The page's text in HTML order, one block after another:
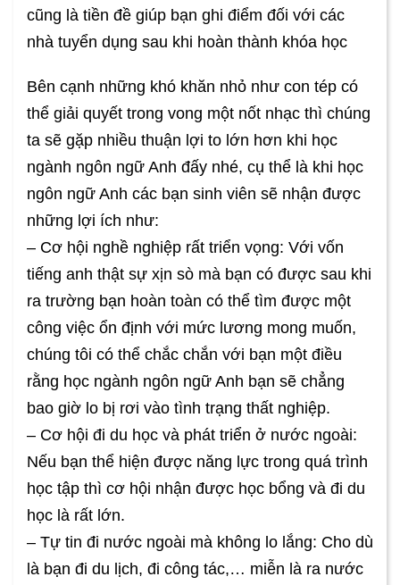
cũng là tiền đề giúp bạn ghi điểm đối với các
nhà tuyển dụng sau khi hoàn thành khóa học
Bên cạnh những khó khăn nhỏ như con tép có
thể giải quyết trong vong một nốt nhạc thì chúng
ta sẽ gặp nhiều thuận lợi to lớn hơn khi học
ngành ngôn ngữ Anh đấy nhé, cụ thể là khi học
ngôn ngữ Anh các bạn sinh viên sẽ nhận được
những lợi ích như:
– Cơ hội nghề nghiệp rất triển vọng: Với vốn
tiếng anh thật sự xịn sò mà bạn có được sau khi
ra trường bạn hoàn toàn có thể tìm được một
công việc ổn định với mức lương mong muốn,
chúng tôi có thể chắc chắn với bạn một điều
rằng học ngành ngôn ngữ Anh bạn sẽ chẳng
bao giờ lo bị rơi vào tình trạng thất nghiệp.
– Cơ hội đi du học và phát triển ở nước ngoài:
Nếu bạn thể hiện được năng lực trong quá trình
học tập thì cơ hội nhận được học bổng và đi du
học là rất lớn.
– Tự tin đi nước ngoài mà không lo lắng: Cho dù
là bạn đi du lịch, đi công tác,… miễn là ra nước